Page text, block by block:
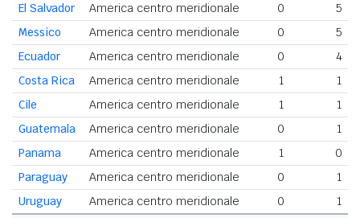
El Salvador
America centro meridionale 0
5
Messico
America centro meridionale 0
5
Ecuador
America centro meridionale 0
4
Costa Rica
America centro meridionale 1
1
Cile
America centro meridionale 1
1
Guatemala
America centro meridionale 0
1
Panama
America centro meridionale 1
0
Paraguay
America centro meridionale 0
1
Uruguay
America centro meridionale 0
1